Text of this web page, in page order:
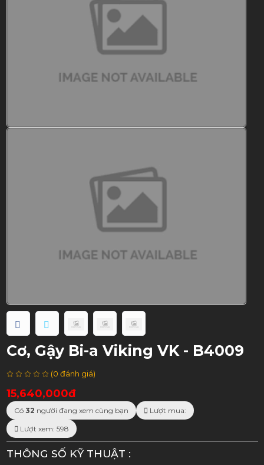
Cơ, Gậy Bi-a Viking VK - B4009
(0 đánh giá)
15,640,000đ
Có 32 người đang xem cùng bạn Lượt mua:
Lượt xem: 598
THÔNG SỐ KỸ THUẬT :